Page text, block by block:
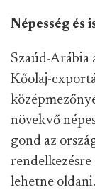
Népesség és
Szaúd-Arábia
Kőolaj-
növekvő
gond az
rendelkezésre
lehetne